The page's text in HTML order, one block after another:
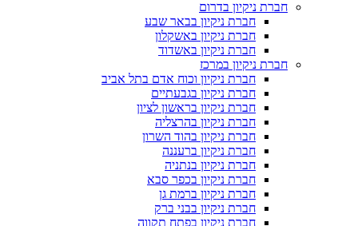
חברת ניקיון בדרום
חברת ניקיון בבאר שבע
חברת ניקיון באשקלון
חברת ניקיון באשדוד
חברת ניקיון במרכז
חברת ניקיון וכוח אדם בתל אביב
חברת ניקיון בגבעתיים
חברת ניקיון בראשון לציון
חברת ניקיון בהרצליה
חברת ניקיון בהוד השרון
חברת ניקיון ברעננה
חברת ניקיון בנתניה
חברת ניקיון בכפר סבא
חברת ניקיון ברמת גן
חברת ניקיון בבני ברק
חברת ניקיון בפתח תקווה